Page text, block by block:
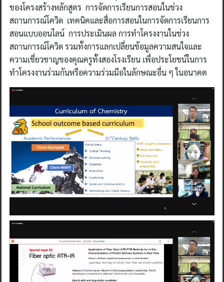
ของโครงสร้างหลักสูตร การจัดการเรียนการสอนในช่วง
สถานการณ์โควิด เทคนิคและสื่อการสอนในการจัดการเรียนการ
สอนแบบออนไลน์ การประเมินผล การทำโครงงานในช่วง
สถานการณ์โควิด รวมทั้งการแลกเปลี่ยนข้อมูลความสนใจและ
ความเชี่ยวชาญของคุณครูทั้งสองโรงเรียน เพื่อประโยชน์ในการ
ทำโครงงานร่วมกันหรือความร่วมมือในลักษณะอื่น ๆ ในอนาคต